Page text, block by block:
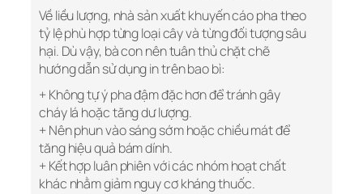
Về liều lượng, nhà sản xuất khuyến cáo pha theo
tỷ lệ phù hợp từng loại cây và từng đối tượng sâu
hại. Dù vậy, bà con nên tuân thủ chặt chẽ
hướng dẫn sử dụng in trên bao bì:
+ Không tự ý pha đậm đặc hơn để tránh gây
cháy lá hoặc tăng dư lượng.
+ Nên phun vào sáng sớm hoặc chiều mát để
tăng hiệu quả bám dính.
+ Kết hợp luân phiên với các nhóm hoạt chất
khác nhằm giảm nguy cơ kháng thuốc.